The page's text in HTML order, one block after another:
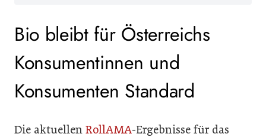
Bio bleibt für Österreichs
Konsumentinnen und
Konsumenten Standard
Die aktuellen RollAMA-Ergebnisse für das